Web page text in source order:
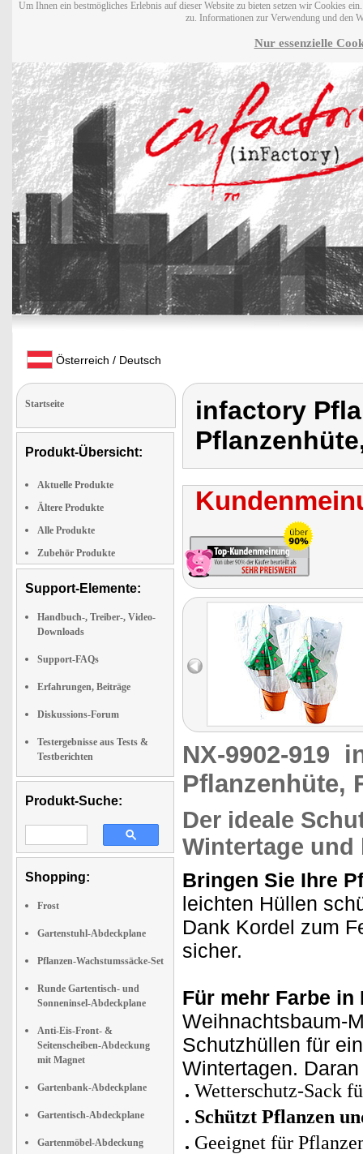
Um Ihnen ein bestmögliches Erlebnis auf dieser Website zu bieten setzen wir Cookies
zu. Informationen zur Verwendung und den
Nur essenzielle
Österreich / Deutsch
Startseite
Produkt-Übersicht:
Aktuelle Produkte
Ältere Produkte
Alle Produkte
Zubehör Produkte
Support-Elemente:
Handbuch-, Treiber-, Video-
Downloads
Support-FAQs
Erfahrungen, Beiträge
Diskussions-Forum
Testergebnisse aus Tests &
Testberichten
Produkt-Suche:
Shopping:
Frost
Gartenstuhl-Abdeckplane
Pflanzen-Wachstumssäcke-Set
Runde Gartentisch- und
Sonneninsel-Abdeckplane
Anti-Eis-Front- &
Seitenscheiben-Abdeckung
mit Magnet
Gartenbank-Abdeckplane
Gartentisch-Abdeckplane
Gartenmöbel-Abdeckung
infactory
NX-9902-919
Pflanzenhüte,
Der ideale
Wintertage und
Bringen Sie Ihre
leichten Hüllen
Dank Kordel zum
sicher.
Für mehr Farbe in
Weihnachtsbaum-
Schutzhüllen für
Wintertagen.
Wetterschutz-Sack
Schützt Pflanzen
Geeignet für